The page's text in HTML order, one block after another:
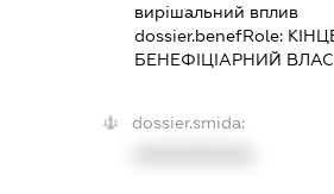
вирішальний вплив
dossier.benefRole:
БЕНЕФІЦІАРНИЙ
dossier.smida: